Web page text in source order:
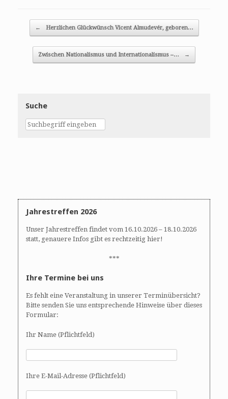
Post navigation
← Herzlichen Glückwünsch Vicent Almudevér, geboren…
Zwischen Nationalismus und Internationalismus –… →
Suche
Jahrestreffen 2026
Unser Jahrestreffen findet vom 16.10.2026 – 18.10.2026
statt, genauere Infos gibt es rechtzeitig hier!
***
Ihre Termine bei uns
Es fehlt eine Veranstaltung in unserer Terminübersicht?
Bitte senden Sie uns entsprechende Hinweise über dieses
Formular:
Ihr Name (Pflichtfeld)
Ihre E-Mail-Adresse (Pflichtfeld)